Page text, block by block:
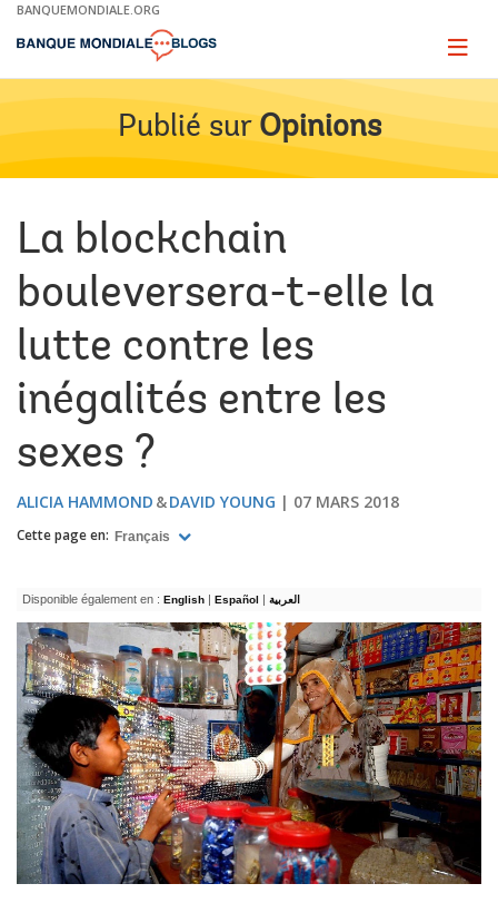
Skip
Main
BANQUEMONDIALE.ORG
Page
Publié sur Opinions
La blockchain
bouleversera-t-elle la
lutte contre les
inégalités entre les
sexes ?
ALICIA HAMMOND DAVID YOUNG 07 MARS 2018
Cette page en: Français
Disponible également en : English | Español | العربية